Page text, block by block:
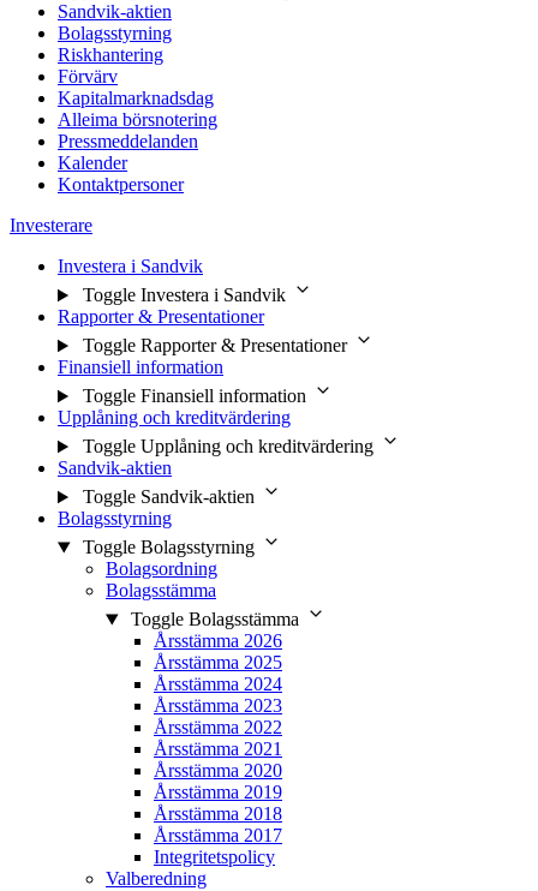
Sandvik-aktien
Bolagsstyrning
Riskhantering
Förvärv
Kapitalmarknadsdag
Alleima börsnotering
Pressmeddelanden
Kalender
Kontaktpersoner
Investerare
Investera i Sandvik
Toggle Investera i Sandvik
Rapporter & Presentationer
Toggle Rapporter & Presentationer
Finansiell information
Toggle Finansiell information
Upplåning och kreditvärdering
Toggle Upplåning och kreditvärdering
Sandvik-aktien
Toggle Sandvik-aktien
Bolagsstyrning
Toggle Bolagsstyrning
Bolagsordning
Bolagsstämma
Toggle Bolagsstämma
Årsstämma 2026
Årsstämma 2025
Årsstämma 2024
Årsstämma 2023
Årsstämma 2022
Årsstämma 2021
Årsstämma 2020
Årsstämma 2019
Årsstämma 2018
Årsstämma 2017
Integritetspolicy
Valberedning